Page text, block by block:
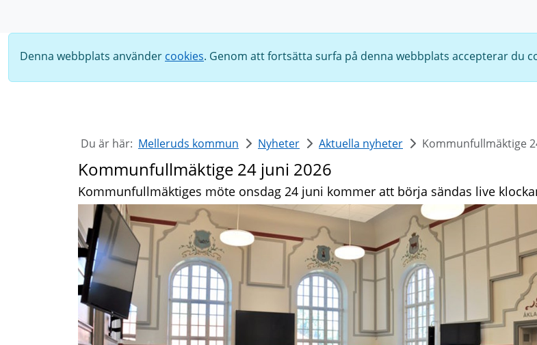
Denna webbplats använder cookies. Genom att fortsätta surfa på denna webbplats accepterar du
Du är här: Melleruds kommun Nyheter Aktuella nyheter Kommunfullmäktige
Kommunfullmäktige 24 juni 2026
Kommunfullmäktiges möte onsdag 24 juni kommer att börja sändas live